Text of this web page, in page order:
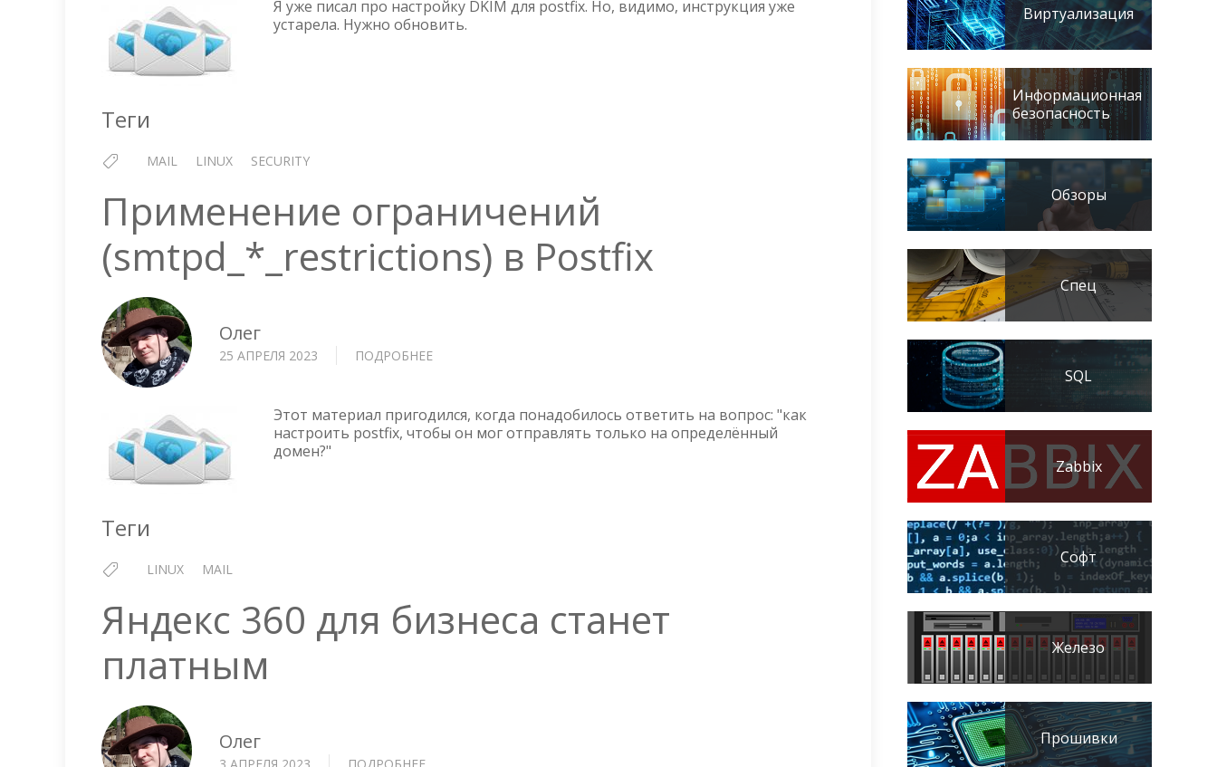
НАСТРОЙКА
DKIM
Я уже писал про настройку DKIM для postfix. Но, видимо, инструкция уже
устарела. Нужно обновить.
Теги
MAIL LINUX SECURITY
Применение ограничений
(smtpd_*_restrictions) в Postfix
Олег
25 АПРЕЛЯ 2023 ПОДРОБНЕЕ
(SMTPD_*_RESTRICTIONS)
В
Этот материал пригодился, когда понадобилось ответить на вопрос: "как
настроить postfix, чтобы он мог отправлять только на определённый
домен?"
Теги
LINUX MAIL
Яндекс 360 для бизнеса станет
платным
Олег
3 АПРЕЛЯ 2023 ПОДРОБНЕЕ
Виртуализация
Информационная
безопасность
Обзоры
Спец
SQL
Zabbix
Софт
Железо
Прошивки